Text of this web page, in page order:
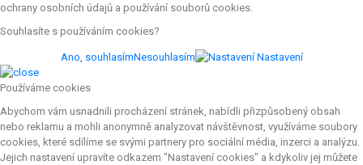
ochrany osobních údajů a používání souborů cookies.
Souhlasíte s používáním cookies?
Ano, souhlasímNesouhlasím Nastavení
Používáme cookies
Abychom vám usnadnili procházení stránek, nabídli přizpůsobený obsah
nebo reklamu a mohli anonymně analyzovat návštěvnost, využíváme soubory
cookies, které sdílíme se svými partnery pro sociální média, inzerci a analýzu.
Jejich nastavení upravíte odkazem "Nastavení cookies" a kdykoliv jej můžete